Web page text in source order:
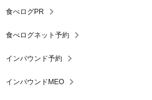
食べログPR
食べログネット予約
インバウンド予約
インバウンドMEO